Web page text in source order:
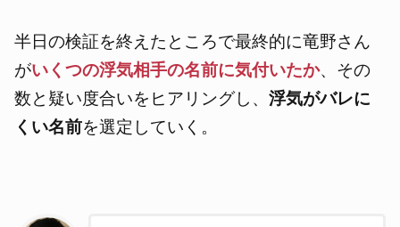
半日の検証を終えたところで最終的に竜野さん
がいくつの浮気相手の名前に気付いたか、その
数と疑い度合いをヒアリングし、浮気がバレに
くい名前を選定していく。